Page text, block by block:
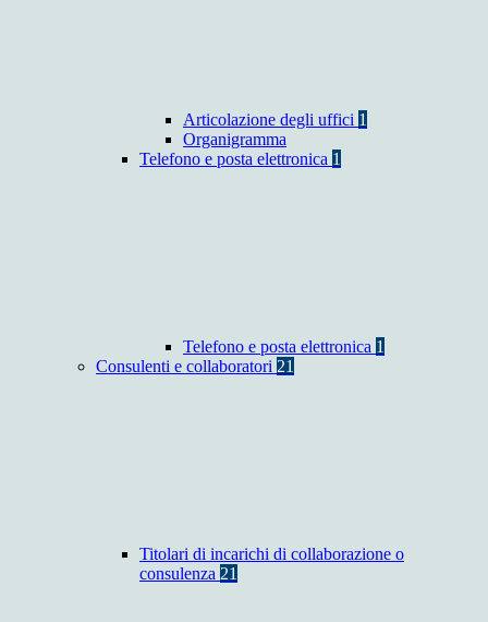
Articolazione degli uffici 1
Organigramma
Telefono e posta elettronica 1
Telefono e posta elettronica 1
Consulenti e collaboratori 21
Titolari di incarichi di collaborazione o
consulenza 21